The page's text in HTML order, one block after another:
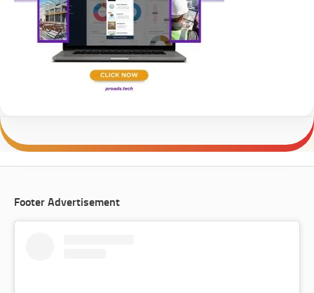
Footer Advertisement